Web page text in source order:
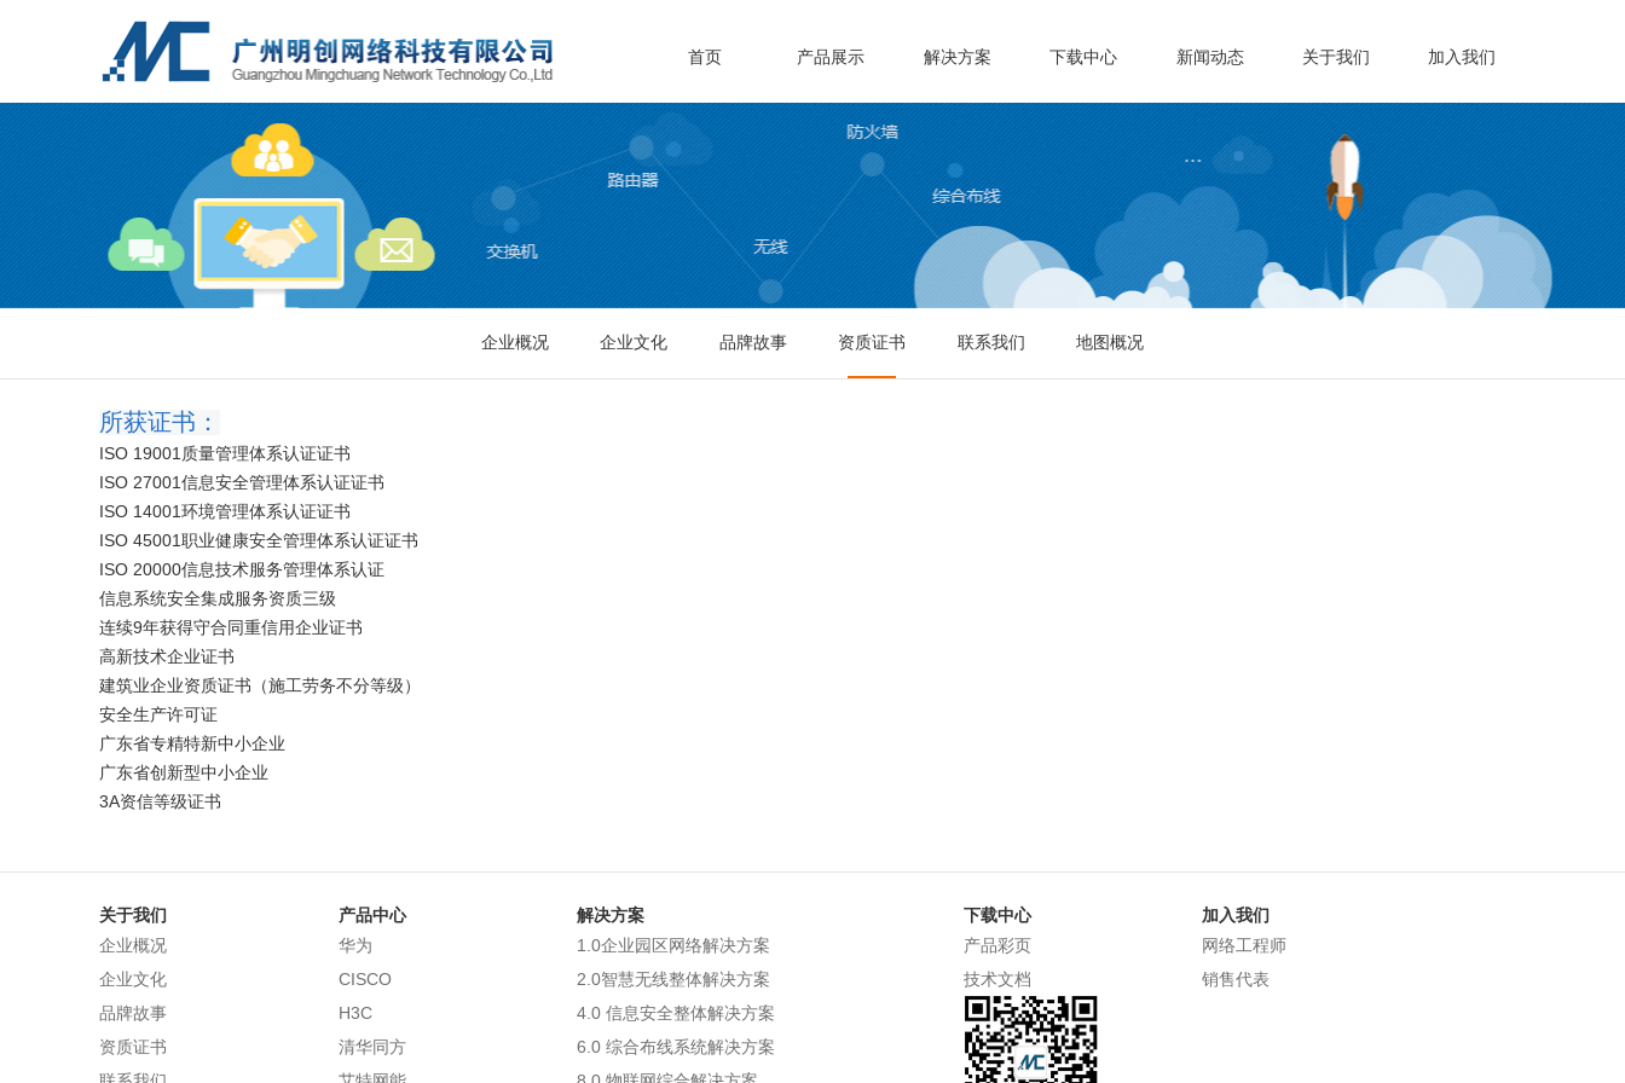
首页 产品展示 解决方案 下载中心 新闻动态 关于我们 加入我们
企业概况 企业文化 品牌故事 资质证书 联系我们 地图概况
所获证书：
ISO 19001质量管理体系认证证书
ISO 27001信息安全管理体系认证证书
ISO 14001环境管理体系认证证书
ISO 45001职业健康安全管理体系认证证书
ISO 20000信息技术服务管理体系认证
信息系统安全集成服务资质三级
连续9年获得守合同重信用企业证书
高新技术企业证书
建筑业企业资质证书（施工劳务不分等级）
安全生产许可证
广东省专精特新中小企业
广东省创新型中小企业
3A资信等级证书
关于我们
企业概况
企业文化
品牌故事
资质证书
产品中心
华为
CISCO
H3C
清华同方
解决方案
1.0企业园区网络解决方案
2.0智慧无线整体解决方案
4.0 信息安全整体解决方案
6.0 综合布线系统解决方案
下载中心
产品彩页
技术文档
加入我们
网络工程师
销售代表